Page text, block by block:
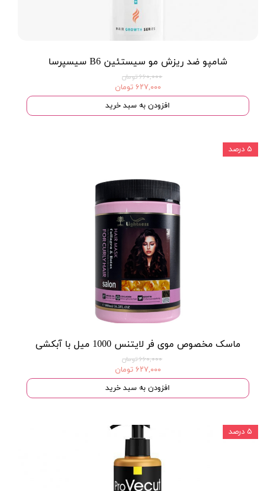
شامپو ضد ریزش مو سیستئین B6 سیسپرسا
۶۶۰,۰۰۰ تومان
۶۲۷,۰۰۰ تومان
افزودن به سبد خرید
ماسک مخصوص موی فر لایتنس 1000 میل با آبکشی
۶۶۰,۰۰۰ تومان
۶۲۷,۰۰۰ تومان
افزودن به سبد خرید
۵ درصد
۵ درصد